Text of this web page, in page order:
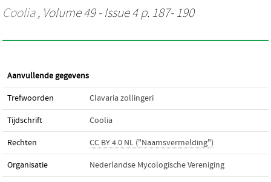
Coolia, Volume 49 - Issue 4 p. 187- 190
Aanvullende gegevens
Trefwoorden Clavaria zollingeri
Tijdschrift Coolia
Rechten CC BY 4.0 NL ("Naamsvermelding")
Organisatie Nederlandse Mycologische Vereniging